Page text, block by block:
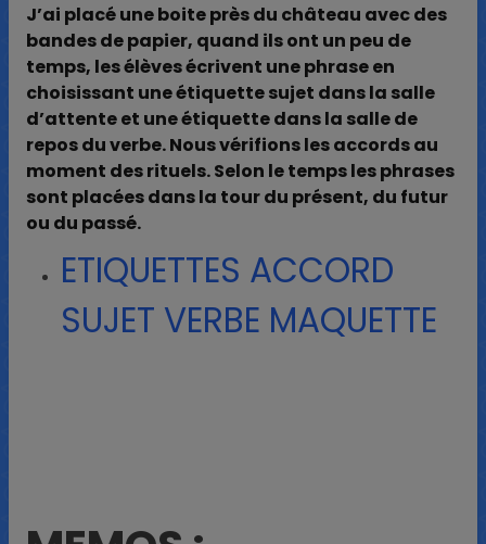
J’ai placé une boite près du château avec des
bandes de papier, quand ils ont un peu de
temps, les élèves écrivent une phrase en
choisissant une étiquette sujet dans la salle
d’attente et une étiquette dans la salle de
repos du verbe. Nous vérifions les accords au
moment des rituels. Selon le temps les phrases
sont placées dans la tour du présent, du futur
ou du passé.
ETIQUETTES ACCORD
SUJET VERBE MAQUETTE